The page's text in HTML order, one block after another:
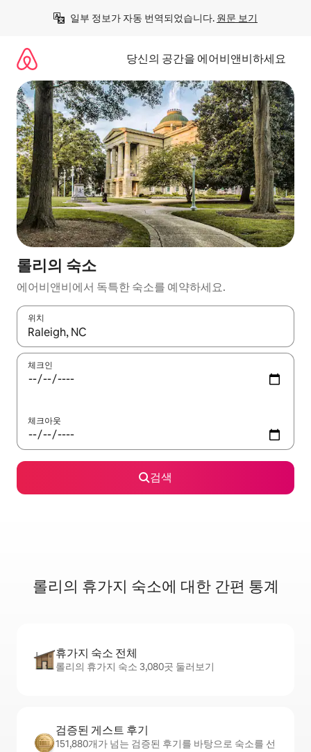
일부 정보가 자동 번역되었습니다. 원문 보기
당신의 공간을 에어비앤비하세요
롤리의 숙소
에어비앤비에서 독특한 숙소를 예약하세요.
위치
결과가 나오면 위·아래 화살표 키를 사용하거나 터치 또는 스와이
체크인
체크아웃
검색
롤리의 휴가지 숙소에 대한 간편 통계
휴가지 숙소 전체
롤리의 휴가지 숙소 3,080곳 둘러보기
검증된 게스트 후기
151,880개가 넘는 검증된 후기를 바탕으로 숙소를 선